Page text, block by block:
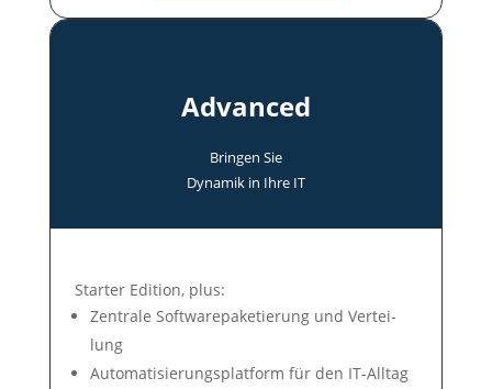
Advanced
Bringen Sie
Dyna­mik in Ihre IT
Star­ter Edit­ion, plus:
Zen­tra­le Soft­ware­pa­ke­tie­rung und Ver­tei­
lung
Auto­mati­sie­rungs­plat­form für den IT-All­tag